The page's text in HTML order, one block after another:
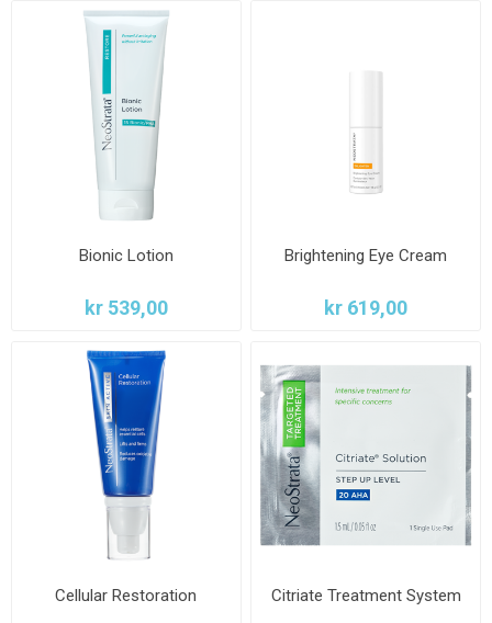
Bionic Lotion
kr 539,00
Brightening Eye Cream
kr 619,00
Cellular Restoration Citriate Treatment System